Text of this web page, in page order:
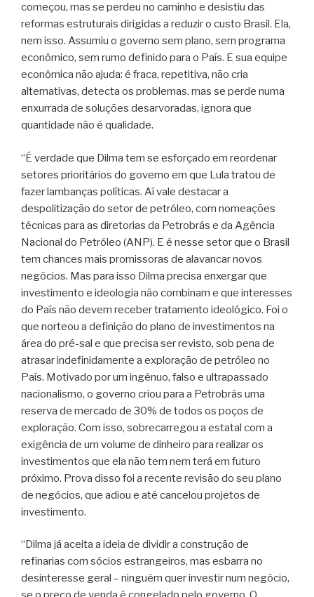
começou, mas se perdeu no caminho e desistiu das
reformas estruturais dirigidas a reduzir o custo Brasil. Ela,
nem isso. Assumiu o governo sem plano, sem programa
econômico, sem rumo definido para o País. E sua equipe
econômica não ajuda: é fraca, repetitiva, não cria
alternativas, detecta os problemas, mas se perde numa
enxurrada de soluções desarvoradas, ignora que
quantidade não é qualidade.
“É verdade que Dilma tem se esforçado em reordenar
setores prioritários do governo em que Lula tratou de
fazer lambanças políticas. Aí vale destacar a
despolitização do setor de petróleo, com nomeações
técnicas para as diretorias da Petrobrás e da Agência
Nacional do Petróleo (ANP). E é nesse setor que o Brasil
tem chances mais promissoras de alavancar novos
negócios. Mas para isso Dilma precisa enxergar que
investimento e ideologia não combinam e que interesses
do País não devem receber tratamento ideológico. Foi o
que norteou a definição do plano de investimentos na
área do pré-sal e que precisa ser revisto, sob pena de
atrasar indefinidamente a exploração de petróleo no
País. Motivado por um ingênuo, falso e ultrapassado
nacionalismo, o governo criou para a Petrobrás uma
reserva de mercado de 30% de todos os poços de
exploração. Com isso, sobrecarregou a estatal com a
exigência de um volume de dinheiro para realizar os
investimentos que ela não tem nem terá em futuro
próximo. Prova disso foi a recente revisão do seu plano
de negócios, que adiou e até cancelou projetos de
investimento.
“Dilma já aceita a ideia de dividir a construção de
refinarias com sócios estrangeiros, mas esbarra no
desinteresse geral – ninguém quer investir num negócio,